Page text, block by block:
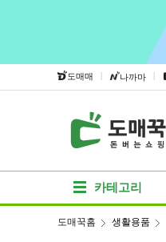
도매매 | 나까마 |
카테고리
도매꾹홈 생활용품